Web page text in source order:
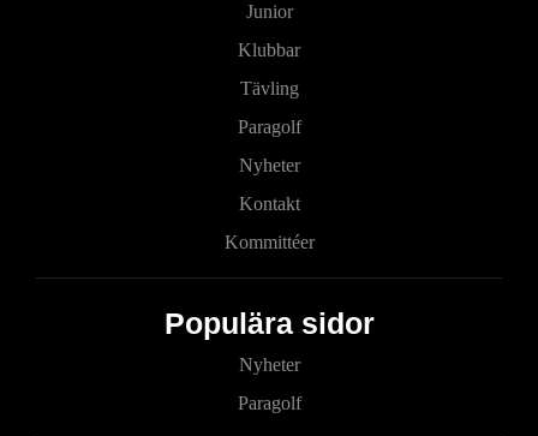
Junior
Klubbar
Tävling
Paragolf
Nyheter
Kontakt
Kommittéer
Populära sidor
Nyheter
Paragolf